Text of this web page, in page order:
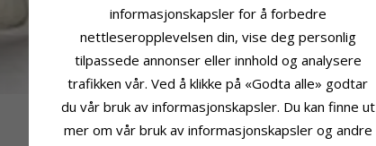
Leveringstid
informasjonskapsler for å forbedre
nettleseropplevelsen din, vise deg personlig
tilpassede annonser eller innhold og analysere
trafikken vår. Ved å klikke på «Godta alle» godtar
du vår bruk av informasjonskapsler. Du kan finne ut
mer om vår bruk av informasjonskapsler og andre